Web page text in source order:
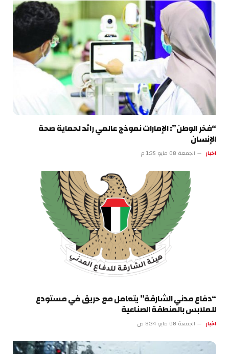
“فخر الوطن”: الإمارات نموذج عالمي رائد لحماية صحة
الإنسان
اخبار الجمعة 08 مايو 1:35 م
“دفاع مدني الشارقة” يتعامل مع حريق في مستودع
للملابس بالمنطقة الصناعية
اخبار الجمعة 08 مايو 8:34 ص